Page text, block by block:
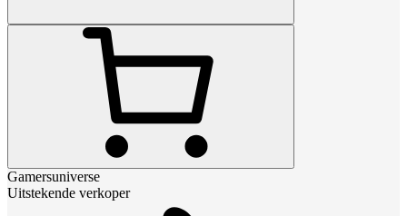
Gamersuniverse
Uitstekende verkoper